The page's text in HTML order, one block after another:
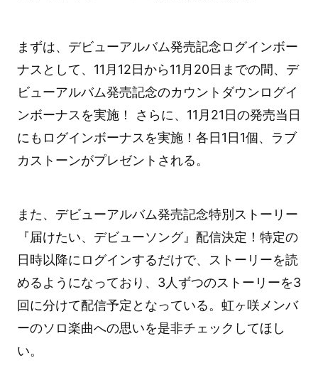
まずは、デビューアルバム発売記念ログインボー
ナスとして、11月12日から11月20日までの間、デ
ビューアルバム発売記念のカウントダウンログイ
ンボーナスを実施！ さらに、11月21日の発売当日
にもログインボーナスを実施！各日1日1個、ラブ
カストーンがプレゼントされる。
また、デビューアルバム発売記念特別ストーリー
『届けたい、デビューソング』配信決定！特定の
日時以降にログインするだけで、ストーリーを読
めるようになっており、3人ずつのストーリーを3
回に分けて配信予定となっている。虹ヶ咲メンバ
ーのソロ楽曲への思いを是非チェックしてほし
い。